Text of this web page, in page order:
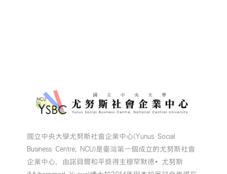
國立中央大學尤努斯社會企業中心(Yunus Social
Business Centre, NCU)是臺灣第一個成立的尤努斯社會
企業中心，由諾貝爾和平獎得主穆罕默德•尤努斯